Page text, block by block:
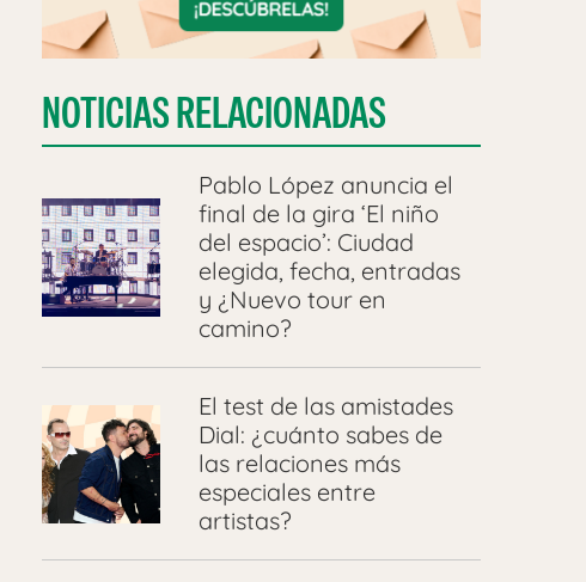
NOTICIAS RELACIONADAS
Pablo López anuncia el
final de la gira ‘El niño
del espacio’: Ciudad
elegida, fecha, entradas
y ¿Nuevo tour en
camino?
El test de las amistades
Dial: ¿cuánto sabes de
las relaciones más
especiales entre
artistas?